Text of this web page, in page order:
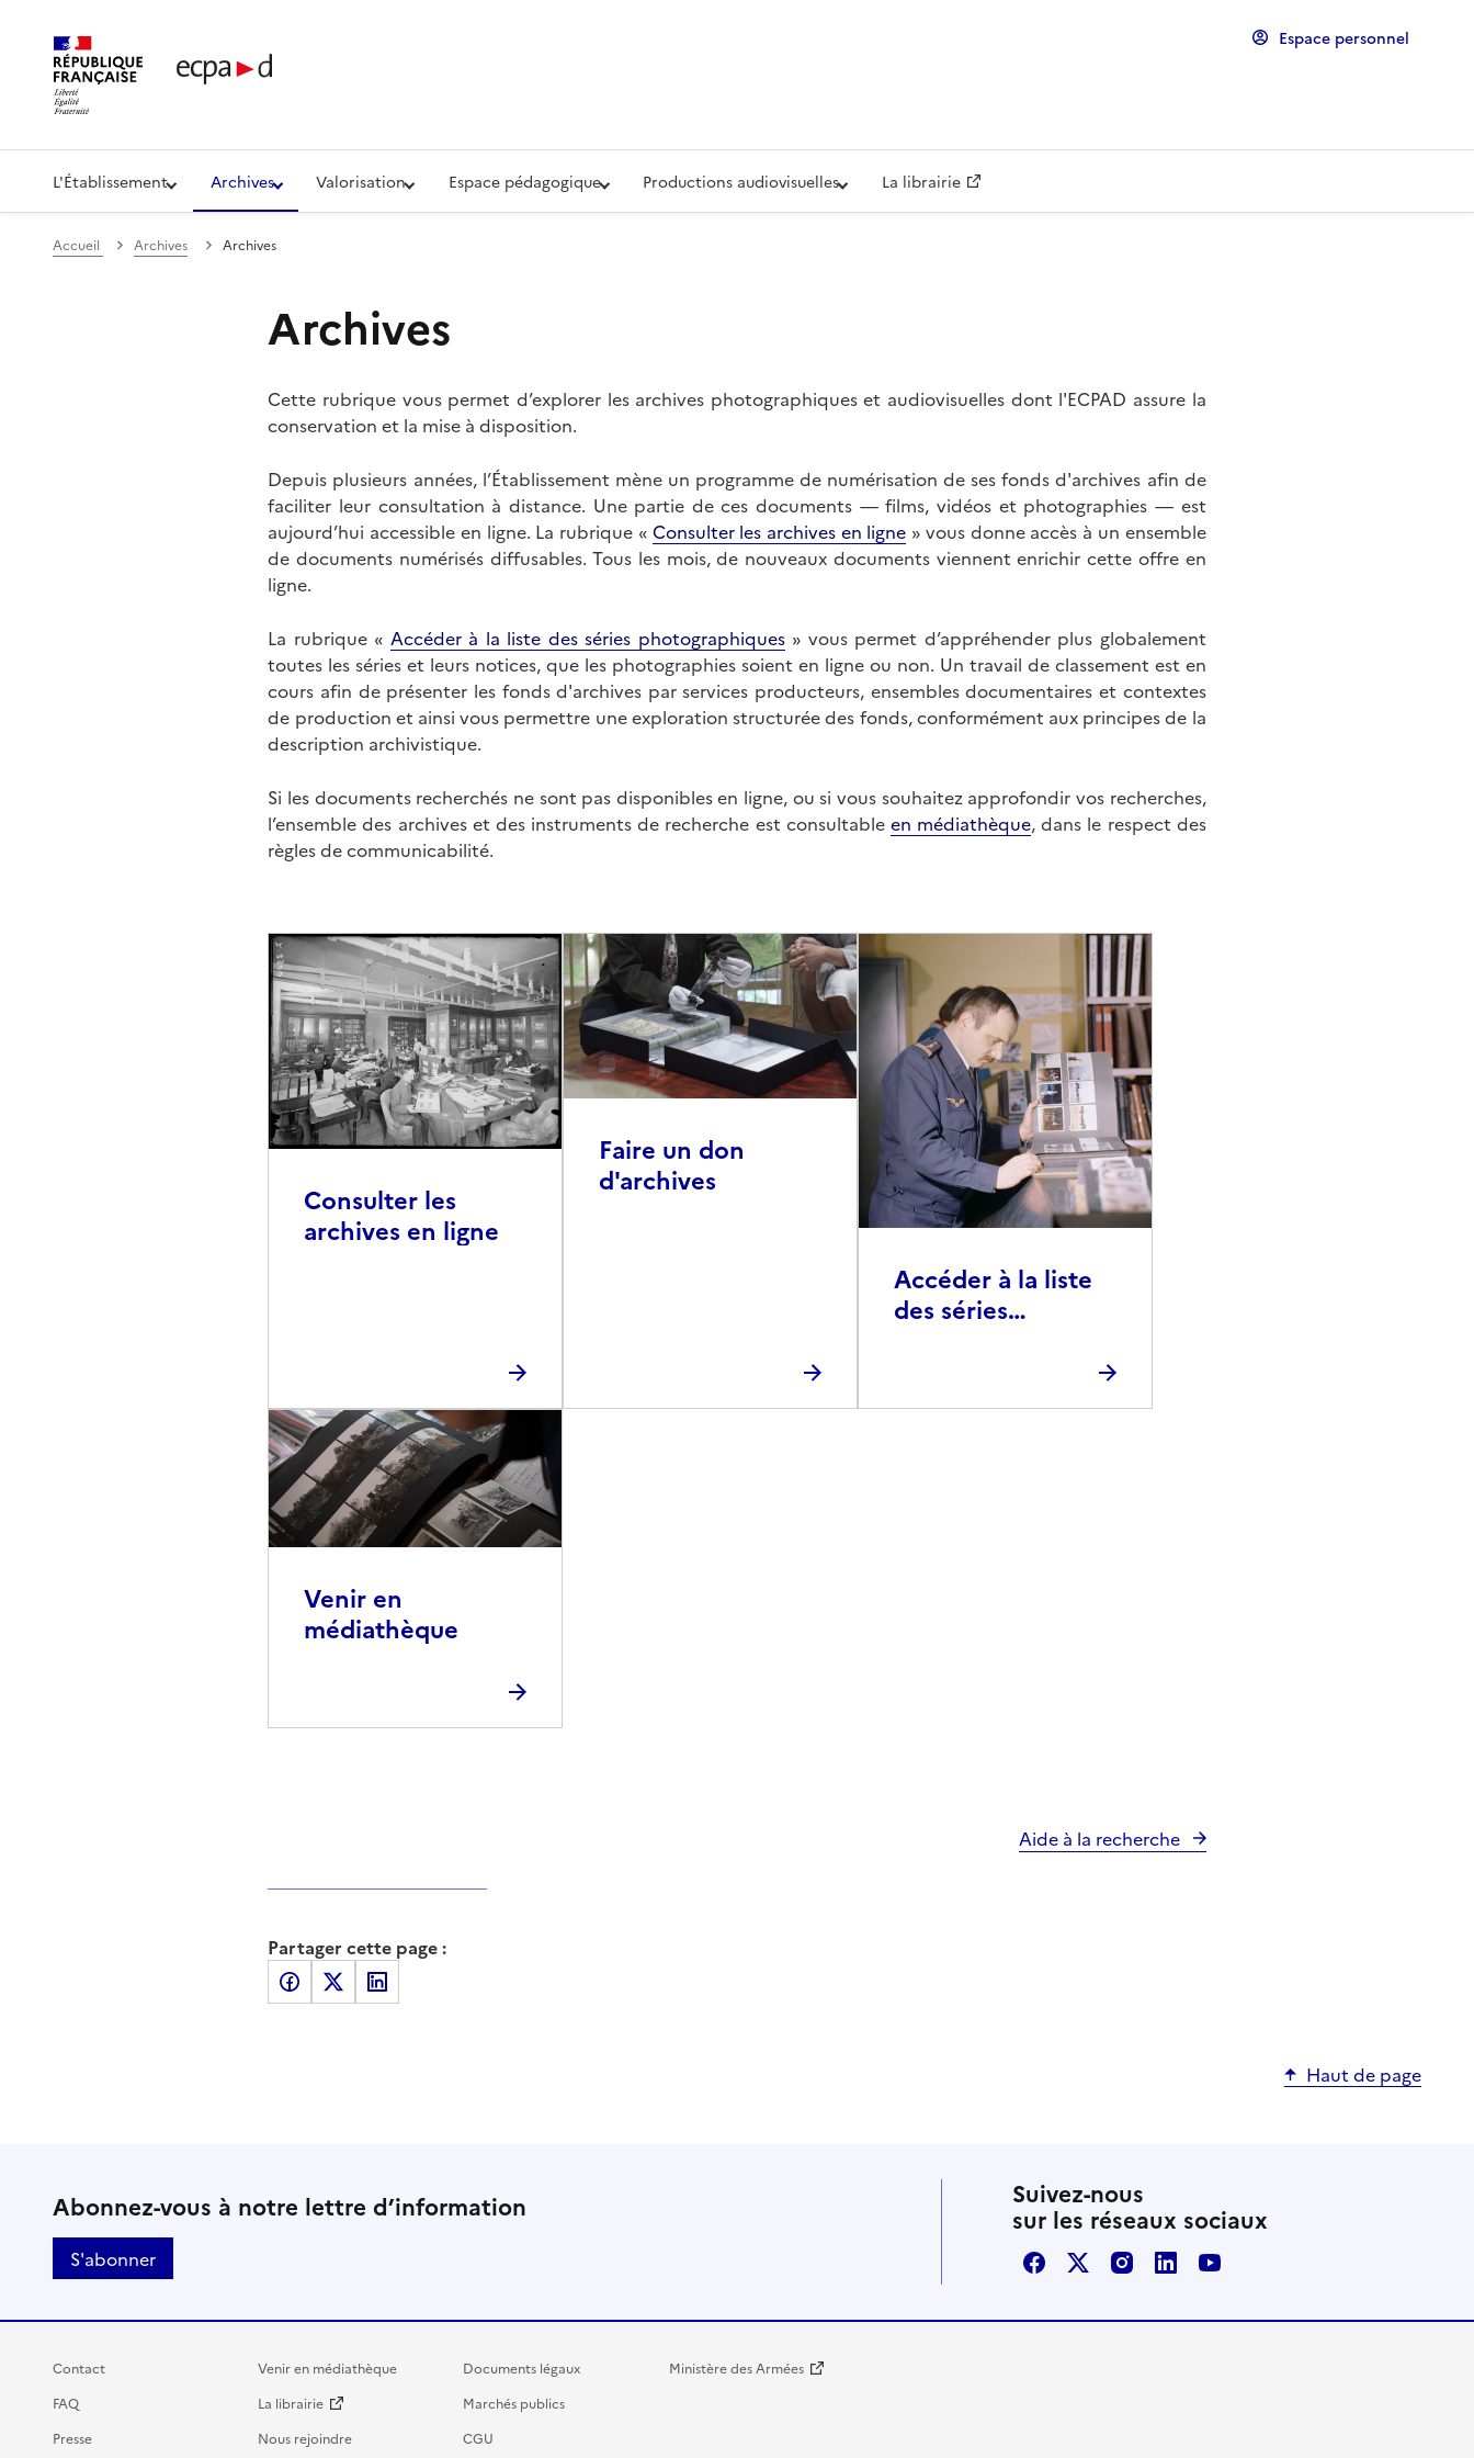
Établissement de communication et de production audiovisuelle de la Défense (ECPAD) Espace personnel
L'Établissement Archives Valorisation Espace pédagogique Productions audiovisuelles La librairie
Accueil Archives Archives
Archives
Cette rubrique vous permet d’explorer les archives photographiques et audiovisuelles dont l'ECPAD assure la
conservation et la mise à disposition.
Depuis plusieurs années, l’Établissement mène un programme de numérisation de ses fonds d'archives afin de
faciliter leur consultation à distance. Une partie de ces documents — films, vidéos et photographies — est
aujourd’hui accessible en ligne. La rubrique « Consulter les archives en ligne » vous donne accès à un ensemble
de documents numérisés diffusables. Tous les mois, de nouveaux documents viennent enrichir cette offre en
ligne.
La rubrique « Accéder à la liste des séries photographiques» vous permet d’appréhender plus globalement
toutes les séries et leurs notices, que les photographies soient en ligne ou non. Un travail de classement est en
cours afin de présenter les fonds d'archives par services producteurs, ensembles documentaires et contextes
de production et ainsi vous permettre une exploration structurée des fonds, conformément aux principes de la
description archivistique.
Si les documents recherchés ne sont pas disponibles en ligne, ou si vous souhaitez approfondir vos recherches,
l’ensemble des archives et des instruments de recherche est consultable en médiathèque, dans le respect des
règles de communicabilité.
Consulter les
archives en ligne
Faire un don
d'archives
Accéder à la liste
des séries
Venir en
médiathèque
Aide à la recherche
Partager cette page :
Partager sur Facebook
Partager sur XPartager sur LinkedIn
Haut de page
Abonnez-vous à notre lettre d’information
S'abonner
Suivez-nous
sur les réseaux sociaux
FacebookX / TwitterInstagram
LinkedInYoutube
Contact
FAQ
Presse
Venir en médiathèque
La librairie
Nous rejoindre
Documents légaux
Marchés publics
CGU
Ministère des Armées